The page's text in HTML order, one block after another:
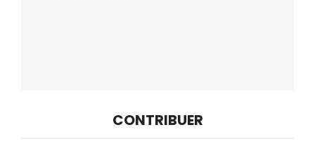
CONTRIBUER